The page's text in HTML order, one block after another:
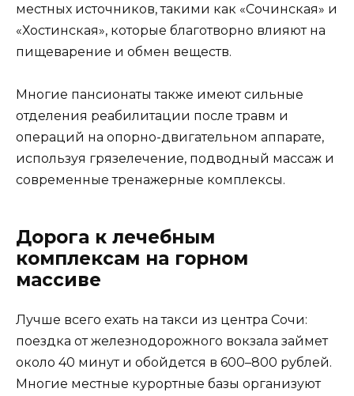
местных источников, такими как «Сочинская» и
«Хостинская», которые благотворно влияют на
пищеварение и обмен веществ.
Многие пансионаты также имеют сильные
отделения реабилитации после травм и
операций на опорно-двигательном аппарате,
используя грязелечение, подводный массаж и
современные тренажерные комплексы.
Дорога к лечебным
комплексам на горном
массиве
Лучше всего ехать на такси из центра Сочи:
поездка от железнодорожного вокзала займет
около 40 минут и обойдется в 600–800 рублей.
Многие местные курортные базы организуют